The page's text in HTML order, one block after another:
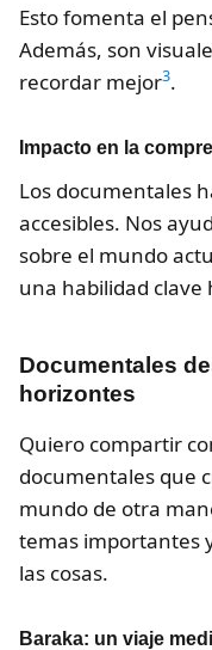
Esto fomenta el
Además, son
recordar mejor3.
Impacto en la
Los documentales
accesibles. Nos
sobre el mundo
una habilidad clave
Documentales
horizontes
Quiero compartir
documentales que
mundo de otra
temas importantes
las cosas.
Baraka: un viaje